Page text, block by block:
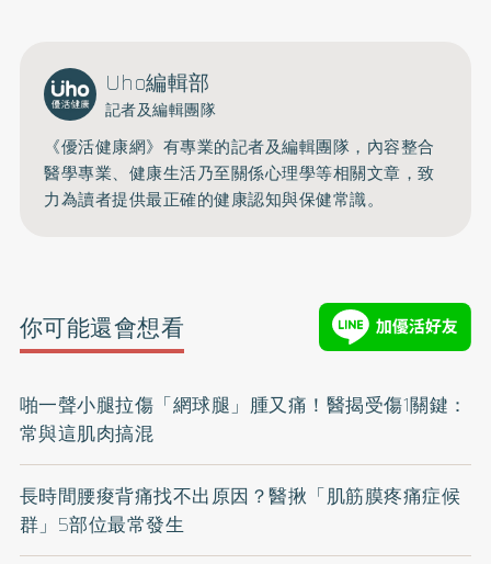
Uho編輯部
記者及編輯團隊
《優活健康網》有專業的記者及編輯團隊，內容整合
醫學專業、健康生活乃至關係心理學等相關文章，致
力為讀者提供最正確的健康認知與保健常識。
你可能還會想看
啪一聲小腿拉傷「網球腿」腫又痛！醫揭受傷1關鍵：
常與這肌肉搞混
長時間腰痠背痛找不出原因？醫揪「肌筋膜疼痛症候
群」5部位最常發生